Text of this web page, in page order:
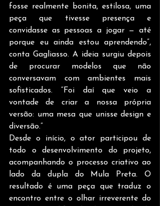
fosse realmente bonita, estilosa, uma
peça que tivesse presença e
convidasse as pessoas a jogar — até
porque eu ainda estou aprendendo”,
conta Gagliasso. A ideia surgiu depois
de procurar modelos que não
conversavam com ambientes mais
sofisticados. “Foi daí que veio a
vontade de criar a nossa própria
versão: uma mesa que unisse design e
diversão.”
Desde o início, o ator participou de
todo o desenvolvimento do projeto,
acompanhando o processo criativo ao
lado da dupla do Mula Preta. O
resultado é uma peça que traduz o
encontro entre o olhar irreverente do